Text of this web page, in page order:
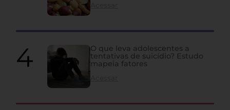
O que leva adolescentes a
tentativas de suicídio? Estudo
mapeia fatores